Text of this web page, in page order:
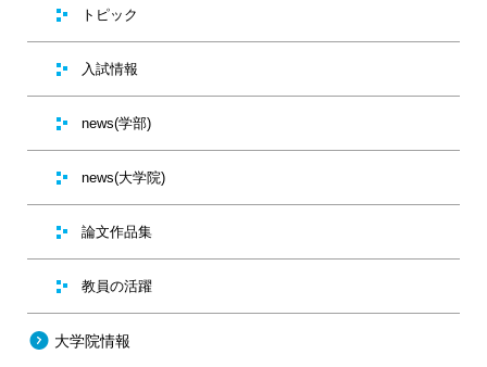
トピック
入試情報
news(学部)
news(大学院)
論文作品集
教員の活躍
大学院情報